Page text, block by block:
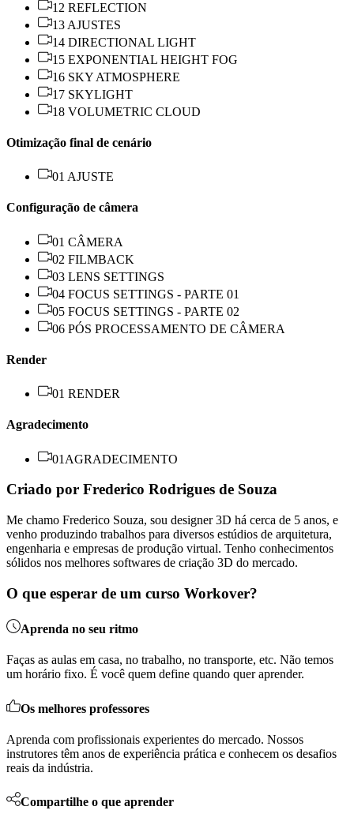
12 REFLECTION
13 AJUSTES
14 DIRECTIONAL LIGHT
15 EXPONENTIAL HEIGHT FOG
16 SKY ATMOSPHERE
17 SKYLIGHT
18 VOLUMETRIC CLOUD
Otimização final de cenário
01 AJUSTE
Configuração de câmera
01 CÂMERA
02 FILMBACK
03 LENS SETTINGS
04 FOCUS SETTINGS - PARTE 01
05 FOCUS SETTINGS - PARTE 02
06 PÓS PROCESSAMENTO DE CÂMERA
Render
01 RENDER
Agradecimento
01AGRADECIMENTO
Criado por Frederico Rodrigues de Souza
Me chamo Frederico Souza, sou designer 3D há cerca de 5 anos, e
venho produzindo trabalhos para diversos estúdios de arquitetura,
engenharia e empresas de produção virtual. Tenho conhecimentos
sólidos nos melhores softwares de criação 3D do mercado.
O que esperar de um curso Workover?
Aprenda no seu ritmo
Faças as aulas em casa, no trabalho, no transporte, etc. Não temos
um horário fixo. É você quem define quando quer aprender.
Os melhores professores
Aprenda com profissionais experientes do mercado. Nossos
instrutores têm anos de experiência prática e conhecem os desafios
reais da indústria.
Compartilhe o que aprender